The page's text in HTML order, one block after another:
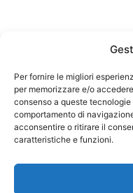
Per fornire le migliori
per memorizzare e/o
consenso a queste
comportamento di
acconsentire o ritirare il
caratteristiche e funzioni.
Federazione
codice
Responsabile sito